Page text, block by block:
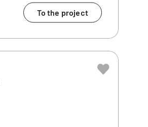
To the project